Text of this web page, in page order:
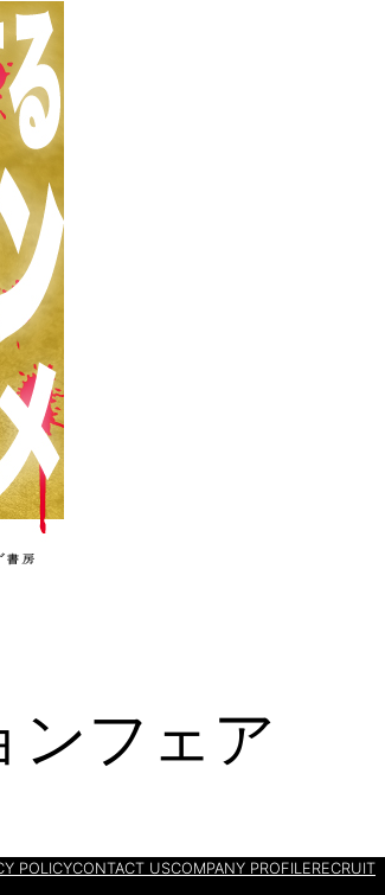
ンフェア
POLICYCONTACT USCOMPANY PROFILERECRUIT